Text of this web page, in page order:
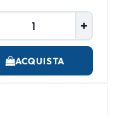
ACQUISTA